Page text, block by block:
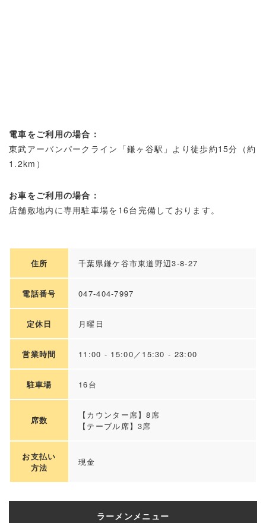
電車をご利用の場合：
東武アーバンパークライン「鎌ヶ谷駅」より徒歩約15分（約
1.2km）
お車をご利用の場合：
店舗敷地内に専用駐車場を16台完備しております。
住所 千葉県鎌ケ谷市東道野辺3-8-27
電話番号 047-404-7997
定休日 月曜日
営業時間 11:00 - 15:00／15:30 - 23:00
駐車場 16台
席数
【カウンター席】8席
【テーブル席】3席
お支払い
方法
現金
ラーメンメニュー